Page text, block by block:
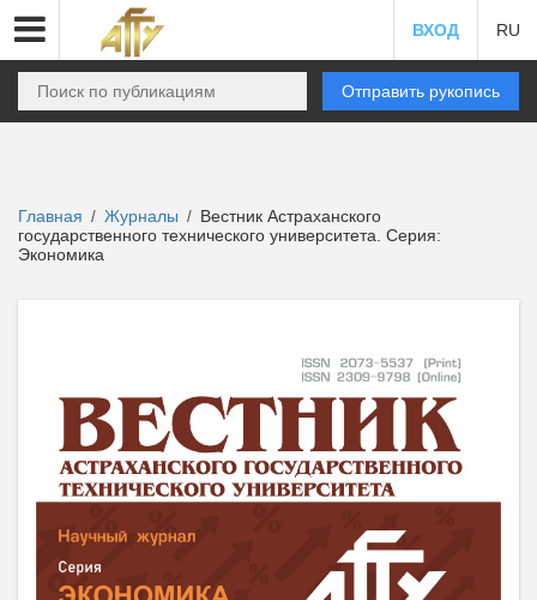
ВХОД RU
Отправить рукопись
Главная / Журналы / Вестник Астраханского
государственного технического университета. Серия:
Экономика